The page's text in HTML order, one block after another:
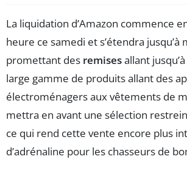
La liquidation d’Amazon commence
heure ce samedi et s’étendra jusqu’à
promettant des remisesallant
large gamme de produits allant des
électroménagers aux vêtements de
mettra en avant une sélection
ce qui rend cette vente encore plus
d’adrénaline pour les chasseurs de